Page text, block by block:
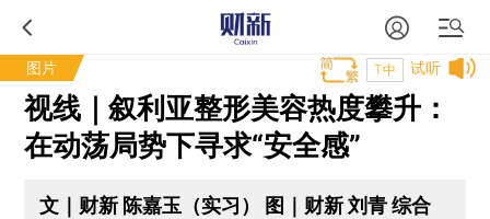
图片 试听
T中
视线｜叙利亚整形美容热度攀升：
在动荡局势下寻求“安全感”
文｜财新 陈嘉玉（实习） 图｜财新 刘青 综合